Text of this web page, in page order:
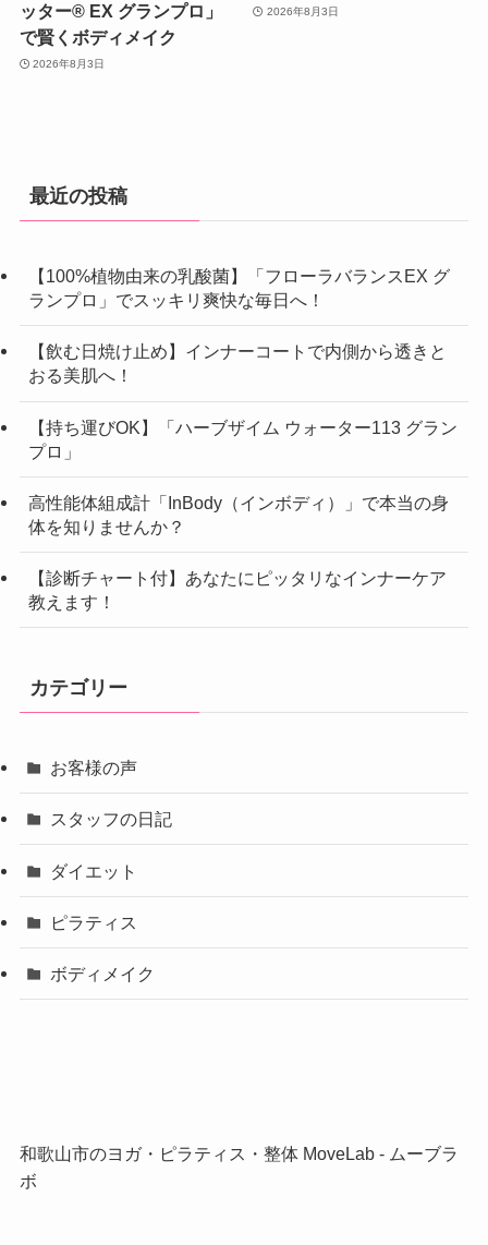
ッター® EX グランプロ」
で賢くボディメイク
2026年8月3日
2026年8月3日
最近の投稿
【100%植物由来の乳酸菌】「フローラバランスEX グ
ランプロ」でスッキリ爽快な毎日へ！
【飲む日焼け止め】インナーコートで内側から透きと
おる美肌へ！
【持ち運びOK】「ハーブザイム ウォーター113 グラン
プロ」
高性能体組成計「InBody（インボディ）」で本当の身
体を知りませんか？
【診断チャート付】あなたにピッタリなインナーケア
教えます！
カテゴリー
お客様の声
スタッフの日記
ダイエット
ピラティス
ボディメイク
和歌山市のヨガ・ピラティス・整体 MoveLab ‐ ムーブラ
ボ